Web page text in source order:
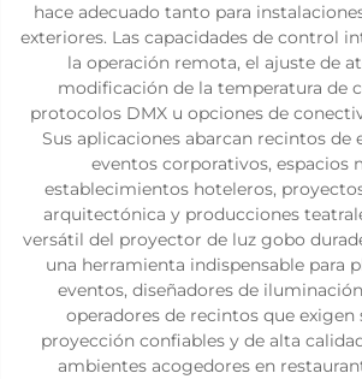
hace adecuado tanto para
exteriores. Las capacidades de control
la operación remota, el ajuste de
modificación de la temperatura de
protocolos DMX u opciones de
Sus aplicaciones abarcan recintos
eventos corporativos, espacios
establecimientos hoteleros,
arquitectónica y producciones
versátil del proyector de luz gobo
una herramienta indispensable para
eventos, diseñadores de
operadores de recintos que exigen
proyección confiables y de alta
ambientes acogedores en